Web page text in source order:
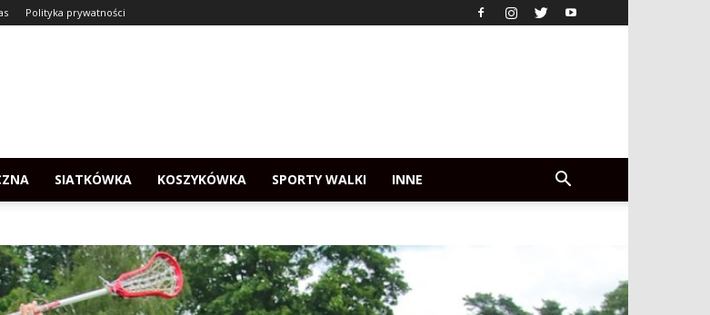
Polityka prywatności
SIATKÓWKA KOSZYKÓWKA SPORTY WALKI INNE